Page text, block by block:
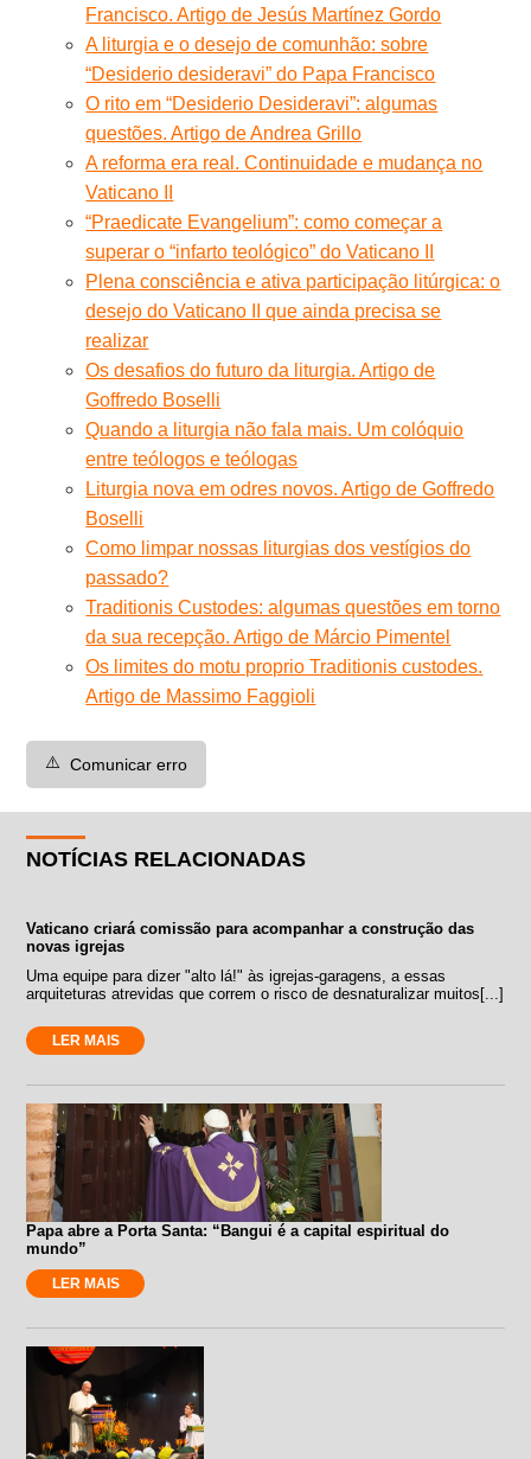
Francisco. Artigo de Jesús Martínez Gordo
A liturgia e o desejo de comunhão: sobre
“Desiderio desideravi” do Papa Francisco
O rito em “Desiderio Desideravi”: algumas
questões. Artigo de Andrea Grillo
A reforma era real. Continuidade e mudança no
Vaticano II
“Praedicate Evangelium”: como começar a
superar o “infarto teológico” do Vaticano II
Plena consciência e ativa participação litúrgica: o
desejo do Vaticano II que ainda precisa se
realizar
Os desafios do futuro da liturgia. Artigo de
Goffredo Boselli
Quando a liturgia não fala mais. Um colóquio
entre teólogos e teólogas
Liturgia nova em odres novos. Artigo de Goffredo
Boselli
Como limpar nossas liturgias dos vestígios do
passado?
Traditionis Custodes: algumas questões em torno
da sua recepção. Artigo de Márcio Pimentel
Os limites do motu proprio Traditionis custodes.
Artigo de Massimo Faggioli
⚠️ Comunicar erro
NOTÍCIAS RELACIONADAS
Vaticano criará comissão para acompanhar a construção das
novas igrejas
Uma equipe para dizer "alto lá!" às igrejas-garagens, a essas
arquiteturas atrevidas que correm o risco de desnaturalizar muitos[...]
LER MAIS
Papa abre a Porta Santa: “Bangui é a capital espiritual do
mundo”
LER MAIS